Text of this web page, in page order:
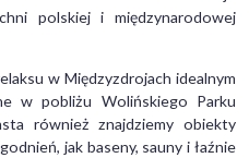
polskiej i międzynarodowej
w Międzyzdrojach idealnym
w pobliżu Wolińskiego Parku
również znajdziemy obiekty
jak baseny, sauny i łaźnie